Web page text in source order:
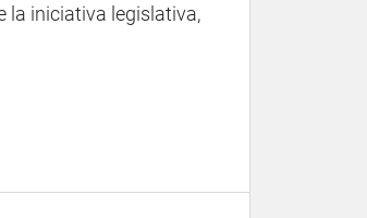
la iniciativa legislativa,